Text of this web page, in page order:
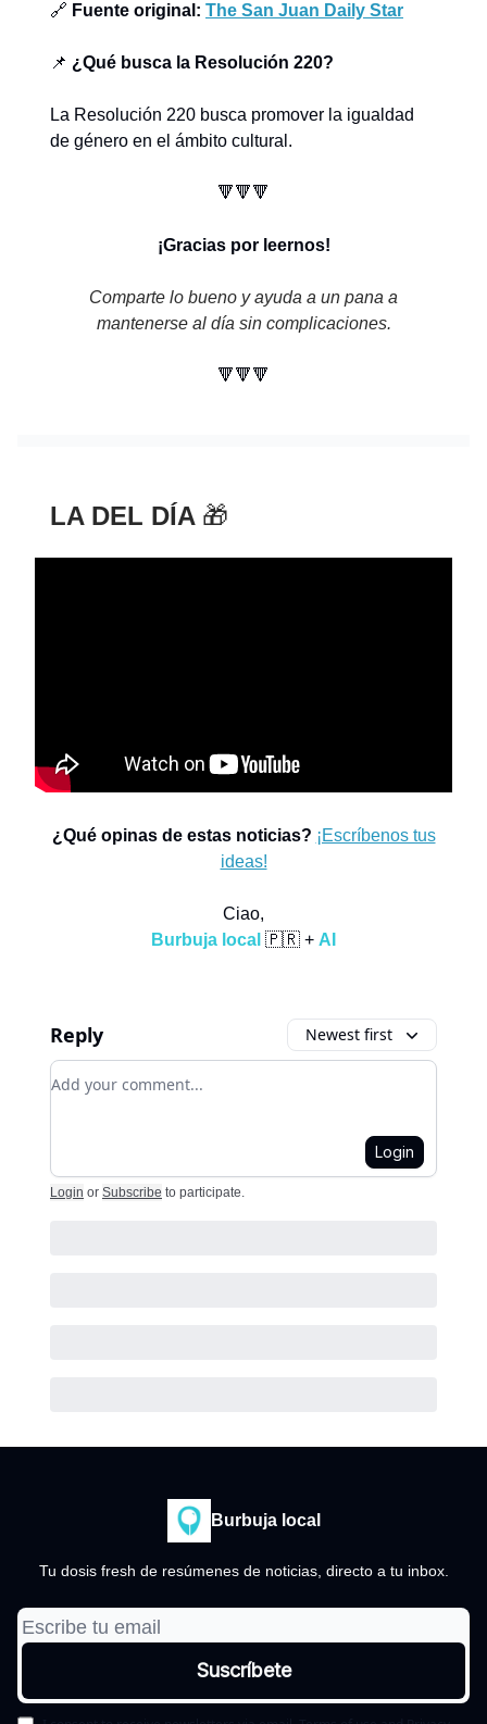
🔗 Fuente original: The San Juan Daily Star
📌 ¿Qué busca la Resolución 220?
La Resolución 220 busca promover la igualdad
de género en el ámbito cultural.
🔻🔻🔻
¡Gracias por leernos!
Comparte lo bueno y ayuda a un pana a
mantenerse al día sin complicaciones.
🔻🔻🔻
LA DEL DÍA 🎁
¿Qué opinas de estas noticias? ¡Escríbenos tus
ideas!
Ciao,
Burbuja local 🇵🇷 + AI
Reply Newest first
Add your comment
Login
Login or Subscribe to participate.
Burbuja local
Tu dosis fresh de resúmenes de noticias, directo a tu inbox.